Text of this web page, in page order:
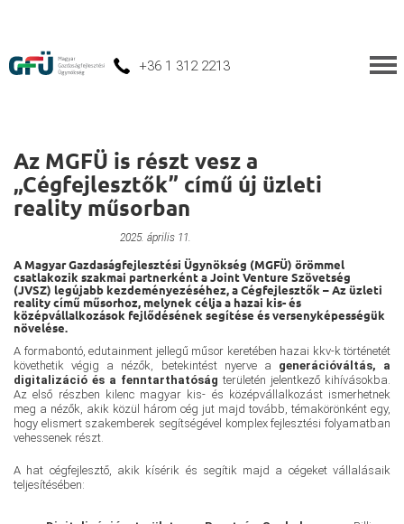
+36 1 312 2213
Az MGFÜ is részt vesz a
„Cégfejlesztők” című új üzleti
reality műsorban
2025. április 11.
A Magyar Gazdaságfejlesztési Ügynökség (MGFÜ) örömmel
csatlakozik szakmai partnerként a Joint Venture Szövetség
(JVSZ) legújabb kezdeményezéséhez, a Cégfejlesztők – Az üzleti
reality című műsorhoz, melynek célja a hazai kis- és
középvállalkozások fejlődésének segítése és versenyképességük
növelése.
A formabontó, edutainment jellegű műsor keretében hazai kkv-k történetét
követhetik végig a nézők, betekintést nyerve a generációváltás, a
digitalizáció és a fenntarthatóság területén jelentkező kihívásokba.
Az első részben kilenc magyar kis- és középvállalkozást ismerhetnek
meg a nézők, akik közül három cég jut majd tovább, témakörönként egy,
hogy elismert szakemberek segítségével komplex fejlesztési folyamatban
vehessenek részt.
A hat cégfejlesztő, akik kísérik és segítik majd a cégeket vállalásaik
teljesítésében: